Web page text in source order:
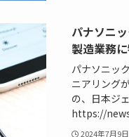
パナソニ
製造業務
パナソニッ
ニアリング
の、日本ジ
https://
2024年7月9日